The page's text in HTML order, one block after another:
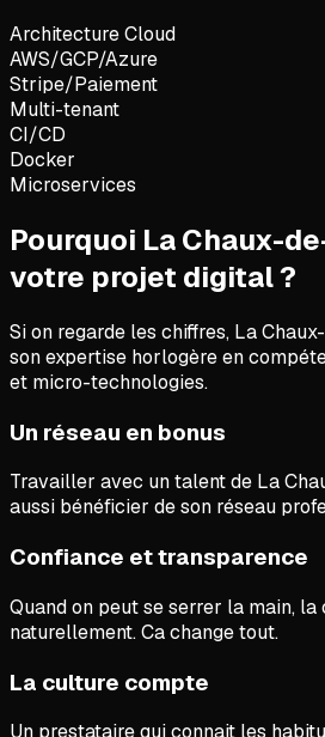
Architecture Cloud
AWS/GCP/Azure
Stripe/Paiement
Multi-tenant
CI/CD
Docker
Microservices
Pourquoi La Chaux-
votre projet digital ?
Si on regarde les chiffres, La
son expertise horlogère en
et micro-technologies.
Un réseau en bonus
Travailler avec un talent de La
aussi bénéficier de son réseau
Confiance et transparence
Quand on peut se serrer la main,
naturellement. Ca change tout.
La culture compte
Un prestataire qui connait les